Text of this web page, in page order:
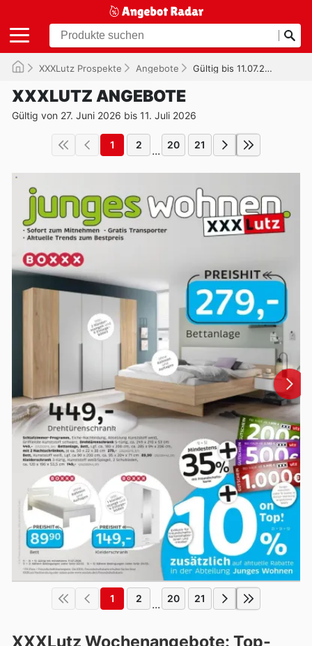
XXXLutz Prospekte Angebote Gültig bis 11.07.2026
XXXLUTZ ANGEBOTE
Gültig von 27. Juni 2026 bis 11. Juli 2026
1 2 ... 20 21
1 2 ... 20 21
XXXLutz Wochenangebote: Top-